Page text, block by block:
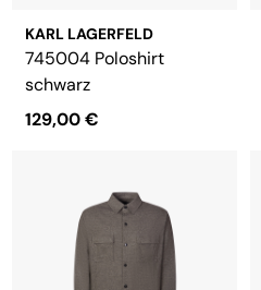
KARL LAGERFELD
745004 Poloshirt
schwarz
129,00 €